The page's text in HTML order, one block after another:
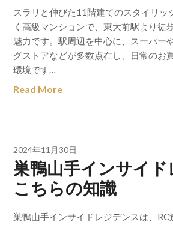
スラリと伸びた11階建てのスタイリッ
く高級マンションで、東大前駅より徒
魅力です。駅周辺を中心に、スーパー
グストアなどが多数点在し、日常のお
環境です…
Read More
2024年11月30日
巣鴨山手インサイ
こちらの知識
巣鴨山手インサイドレジデンスは、